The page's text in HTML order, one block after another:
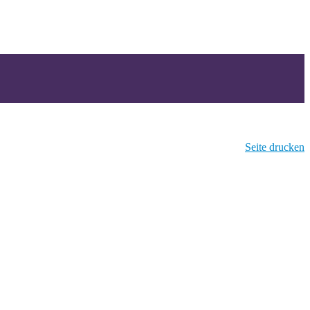
Seite drucken